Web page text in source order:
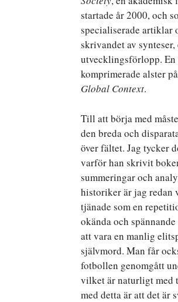
startade år 2000, och
specialiserade artiklar
skrivandet av
utvecklingsförlopp. En
komprimerade alster
Global Context.
Till att börja med
den breda och
över fältet. Jag tycker
varför han skrivit
summeringar och
historiker är jag redan
tjänade som en
okända och
att vara en manlig
självmord. Man får
fotbollen genomgått
vilket är naturligt med
med detta är att det är